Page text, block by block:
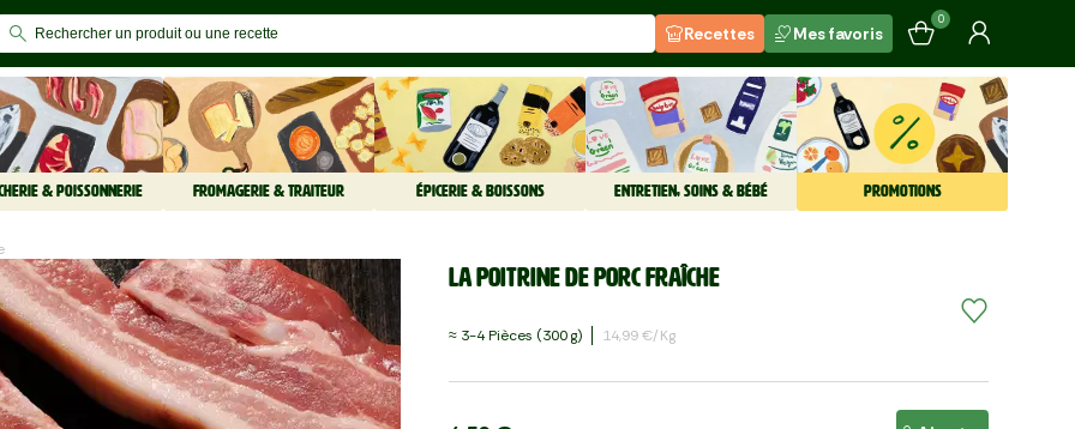
Recettes Mes favoris
0
& POISSONNERIE FROMAGERIE & TRAITEUR ÉPICERIE & BOISSONS ENTRETIEN, SOINS & BÉBÉ PROMOTIONS
La Poitrine de porc fraîche
≈ 3-4 Pièces (300 G) 14,99 €/kg